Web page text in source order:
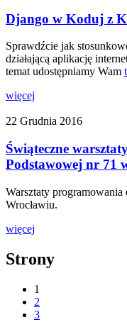
Django w Koduj z
Sprawdźcie jak
działającą aplikację
temat udostępniamy Wam
więcej
22 Grudnia 2016
Świąteczne
Podstawowej nr 71
Warsztaty
Wrocławiu.
więcej
Strony
1
2
3